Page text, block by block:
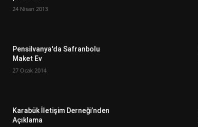
24 Nisan 2013
Pensilvanya'da Safranbolu
Maket Ev
27 Ocak 2014
Karabük İletişim Derneği’nden
Açıklama